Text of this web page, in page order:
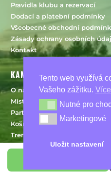
Pravidla klubu a rezervací
Dodací a platební podmínky
Všeobecné obchodní
Zásady ochrany osobních
Kontakt
KAM DÁLE?
O nás
Mistři klubu
Partneři
Košík
Trenéři
Pravidla golfu
Tento web využívá
Vašeho zážitku.
Nutné pro chod
Nutné pro
Marketingové
Marketingové
Uložit nastavení